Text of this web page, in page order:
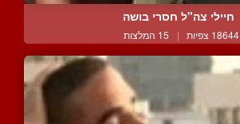
חיילי צה"ל חסרי בושה
18644 צפיות | 15 המלצות